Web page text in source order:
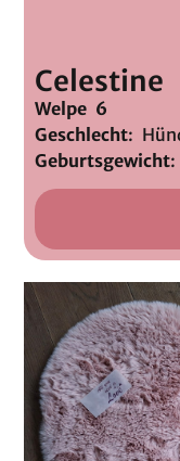
Celestine
Welpe 6
Geschlecht:
Geburtsgewicht